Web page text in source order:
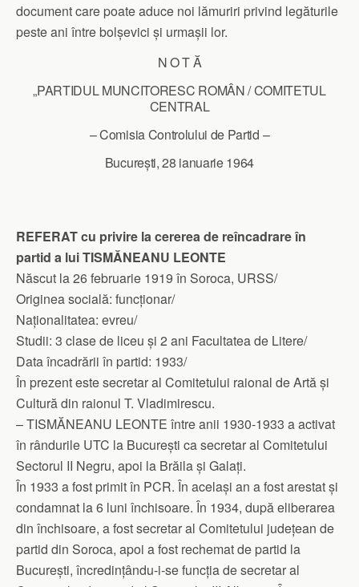
document care poate aduce noi lămuriri privind legăturile
peste ani între bolșevici și urmașii lor.
N O T Ă
„PARTIDUL MUNCITORESC ROMÂN / COMITETUL
CENTRAL
– Comisia Controlului de Partid –
București, 28 ianuarie 1964
REFERAT cu privire la cererea de reîncadrare în
partid a lui TISMĂNEANU LEONTE
Născut la 26 februarie 1919 în Soroca, URSS/
Originea socială: funcționar/
Naționalitatea: evreu/
Studii: 3 clase de liceu și 2 ani Facultatea de Litere/
Data încadrării în partid: 1933/
În prezent este secretar al Comitetului raional de Artă și
Cultură din raionul T. Vladimirescu.
– TISMĂNEANU LEONTE între anii 1930-1933 a activat
în rândurile UTC la București ca secretar al Comitetului
Sectorul II Negru, apoi la Brăila și Galați.
În 1933 a fost primit în PCR. În același an a fost arestat și
condamnat la 6 luni închisoare. În 1934, după eliberarea
din închisoare, a fost secretar al Comitetului județean de
partid din Soroca, apoi a fost rechemat de partid la
București, încredințându-i-se funcția de secretar al